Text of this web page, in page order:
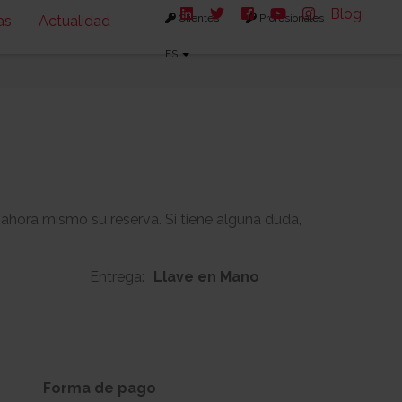
Actualidad Clientes Profesionales
ES
Blog
mismo su reserva. Si tiene alguna duda,
Entrega: Llave en Mano
100m2
Forma de pago